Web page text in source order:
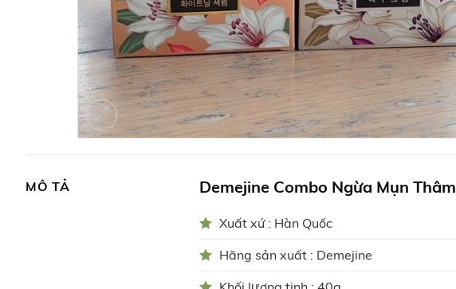
MÔ TẢ Demejine Combo Ngừa Mụn Thâm
Xuất xứ : Hàn Quốc
Hãng sản xuất : Demejine